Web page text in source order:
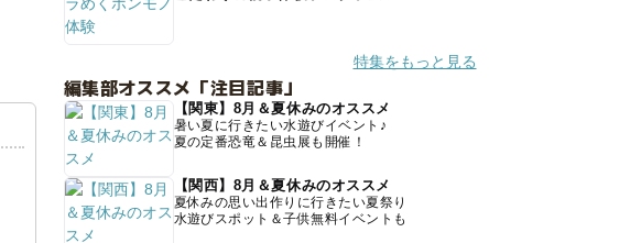
特集をもっと見る
編集部オススメ「注目記事」
【関東】8月＆夏休みのオススメ
暑い夏に行きたい水遊びイベント♪
夏の定番恐竜＆昆虫展も開催！
【関西】8月＆夏休みのオススメ
夏休みの思い出作りに行きたい夏祭り
水遊びスポット＆子供無料イベントも